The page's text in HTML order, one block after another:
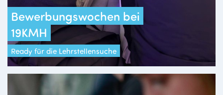
Bewerbungswochen bei
19KMH
Ready für die Lehrstellensuche